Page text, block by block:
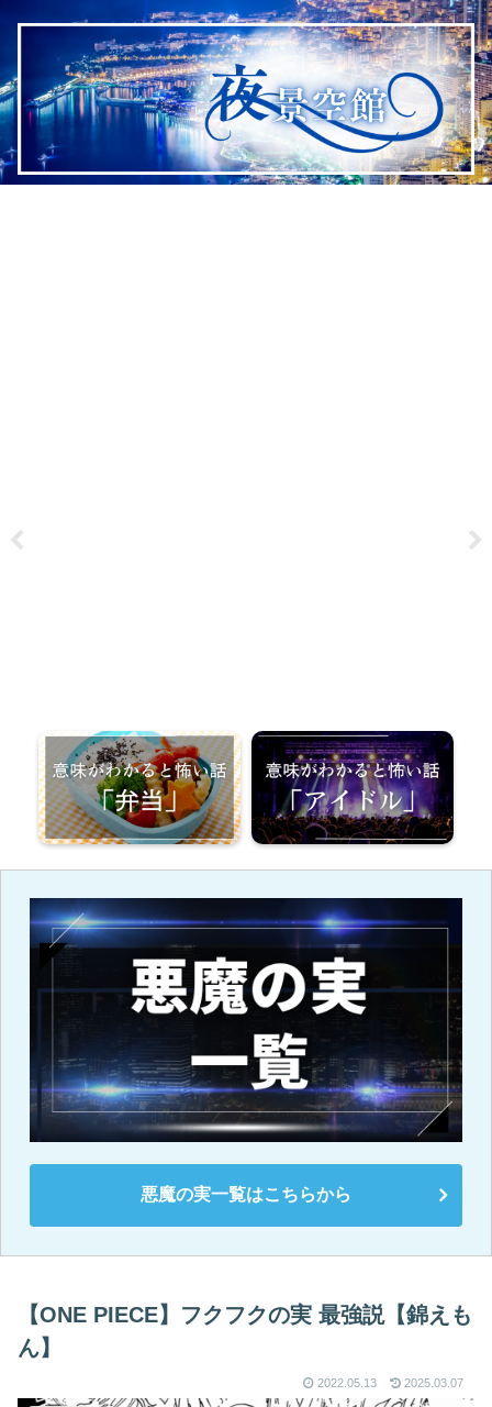
悪魔の実一覧はこちらから
【ONE PIECE】フクフクの実 最強説【錦えも
ん】
2022.05.13 2025.03.07